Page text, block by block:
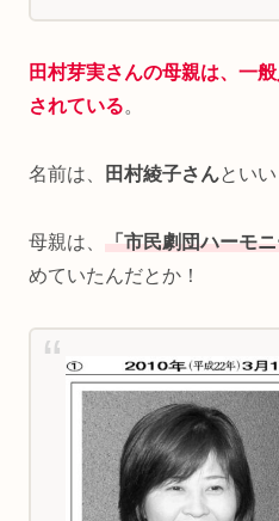
田村芽実さんの母親は、一
されている。
名前は、 田村綾子さんといい
母親は、 「市民劇団ハーモ
めていたんだとか！